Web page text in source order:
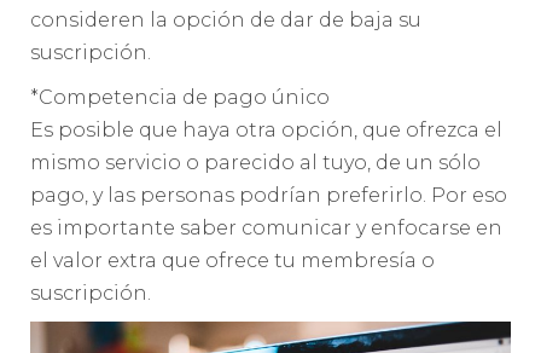
consideren la opción de dar de baja su
suscripción.
*Competencia de pago único
Es posible que haya otra opción, que ofrezca el
mismo servicio o parecido al tuyo, de un sólo
pago, y las personas podrían preferirlo. Por eso
es importante saber comunicar y enfocarse en
el valor extra que ofrece tu membresía o
suscripción.